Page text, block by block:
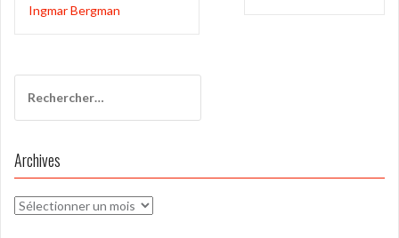
de
Ingmar Bergman
Archives
Archives